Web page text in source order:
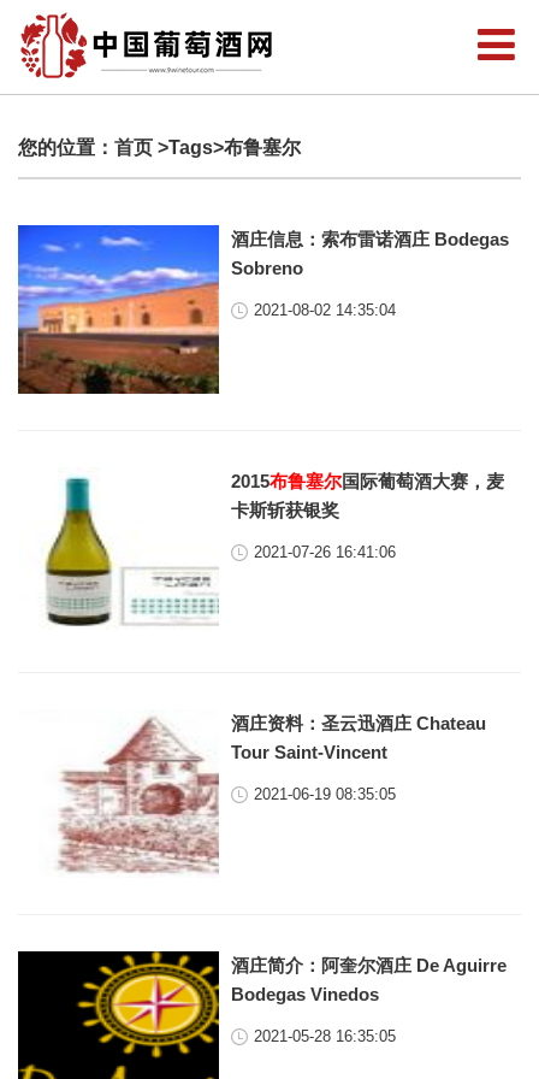
您的位置： 首页 >Tags>布鲁塞尔
酒庄信息：索布雷诺酒庄 Bodegas
Sobreno
2021-08-02 14:35:04
2015布鲁塞尔国际葡萄酒大赛，麦
卡斯斩获银奖
2021-07-26 16:41:06
酒庄资料：圣云迅酒庄 Chateau
Tour Saint-Vincent
2021-06-19 08:35:05
酒庄简介：阿奎尔酒庄 De Aguirre
Bodegas Vinedos
2021-05-28 16:35:05